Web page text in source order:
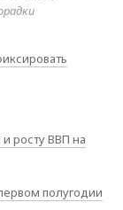
росту ВВП на
полугодии